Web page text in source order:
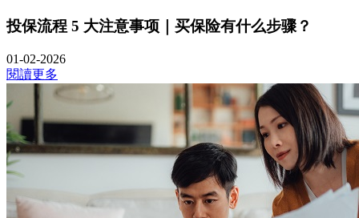
投保流程 5 大注意事项｜买保险有什么步骤？
01-02-2026
閱讀更多